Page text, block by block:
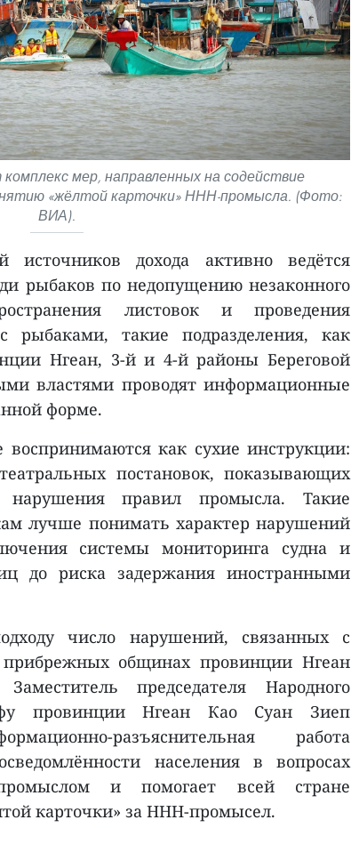
мер, направленных на содействие
«жёлтой карточки» ННН-промысла. (Фото:
ВИА).
источников дохода активно ведётся
рыбаков по недопущению незаконного
листовок и проведения
рыбаками, такие подразделения, как
Нгеан, 3-й и 4-й районы Береговой
властями проводят информационные
форме.
как сухие инструкции:
постановок, показывающих
нарушения правил промысла. Такие
лучше понимать характер нарушений
системы мониторинга судна и
до риска задержания иностранными
число нарушений, связанных с
общинах провинции Нгеан
председателя Народного
провинции Нгеан Као Суан Зиеп
разъяснительная работа
населения в вопросах
и помогает всей стране
карточки» за ННН-промысел.